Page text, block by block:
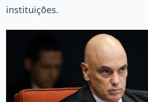
instituições.